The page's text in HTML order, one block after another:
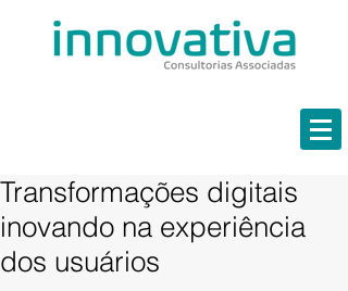
Transformações digitais
inovando na experiência
dos usuários